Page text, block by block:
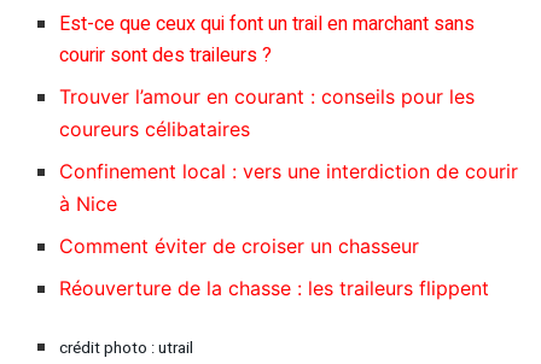
Est-ce que ceux qui font un trail en marchant sans
courir sont des traileurs ?
Trouver l’amour en courant : conseils pour les
coureurs célibataires
Confinement local : vers une interdiction de courir
à Nice
Comment éviter de croiser un chasseur
Réouverture de la chasse : les traileurs flippent
crédit photo : utrail